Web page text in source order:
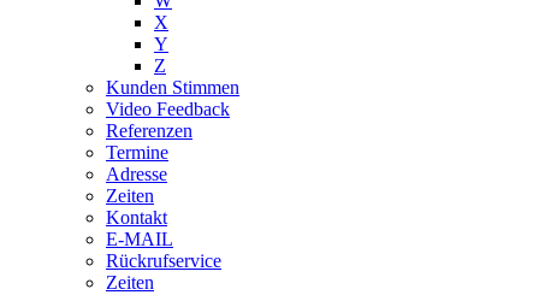
X
Y
Z
Kunden Stimmen
Video Feedback
Referenzen
Termine
Adresse
Zeiten
Kontakt
E-MAIL
Rückrufservice
Zeiten